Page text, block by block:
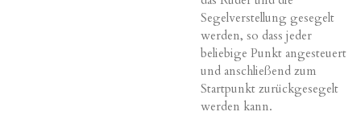
Segelverstellung gesegelt
werden, so dass jeder
beliebige Punkt angesteuert
und anschließend zum
Startpunkt zurückgesegelt
werden kann.